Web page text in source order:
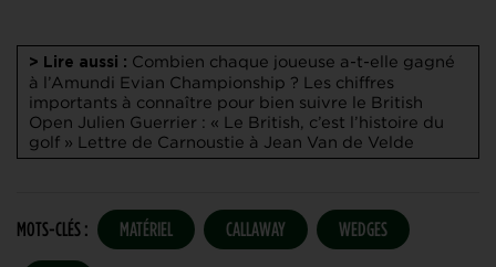
> Lire aussi : Combien chaque joueuse a-t-elle gagné
à l’Amundi Evian Championship ?
Les chiffres
importants à connaître pour bien suivre le British
Open Julien Guerrier : « Le British, c’est l’histoire du
golf »
Lettre de Carnoustie à Jean Van de Velde
MOTS-CLÉS : MATÉRIEL CALLAWAY WEDGES